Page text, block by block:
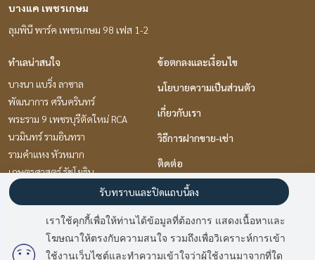
มี2คนกำลังดูประกาศนี้
บางแค เพชรเกษม
ลุมพินี พาร์ค เพชรเกษม 98 เฟส 1-2
ทำเลน่าสนใจ
บางนา แบริ่ง ลาซาล
พัฒนาการ ศรีนครินทร์
พระราม 9 เพชรบุรีตัดใหม่ RCA
นวมินทร์ รามอินทรา
รามคำแหง หัวหมาก
เกษตรศาสตร์ รัชโยธิน
เกษตร นวมินทร์ ลาดปลาเค้า
แจ้งวัฒนะ เมืองทอง
ท่าพระ ตลาดพลู วุฒากาศ
อ่อนนุช อุดมสุข
ข้อตกลงและเงื่อนไข
นโยบายความเป็นส่วนตัว
เกี่ยวกับเรา
วิธีการฝากขาย-เช่า
ติดต่อ
เราใช้คุกกี้เพื่อให้ท่านได้ข้อมูลที่ต้องการ แสดงเนื้อหาและ
โฆษณาให้ตรงกับความสนใจ รวมถึงเพื่อวิเคราะห์การเข้า
ใช้งานเว็บไซต์และทำความเข้าใจว่าผู้ใช้งานมาจากที่ใด
รับทราบและปิดแถบนี้ลง